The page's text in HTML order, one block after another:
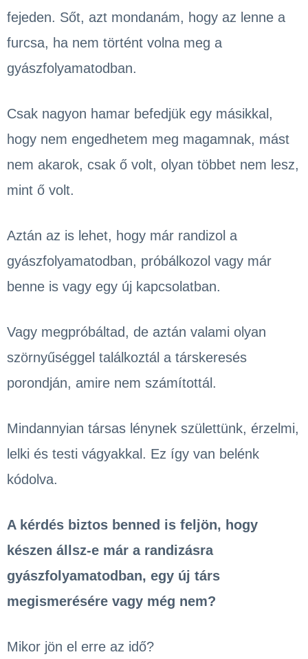
fejeden. Sőt, azt mondanám, hogy az lenne a
furcsa, ha nem történt volna meg a
gyászfolyamatodban.
Csak nagyon hamar befedjük egy másikkal,
hogy nem engedhetem meg magamnak, mást
nem akarok, csak ő volt, olyan többet nem lesz,
mint ő volt.
Aztán az is lehet, hogy már randizol a
gyászfolyamatodban, próbálkozol vagy már
benne is vagy egy új kapcsolatban.
Vagy megpróbáltad, de aztán valami olyan
szörnyűséggel találkoztál a társkeresés
porondján, amire nem számítottál.
Mindannyian társas lénynek születtünk, érzelmi,
lelki és testi vágyakkal. Ez így van belénk
kódolva.
A kérdés biztos benned is feljön, hogy
készen állsz-e már a randizásra
gyászfolyamatodban, egy új társ
megismerésére vagy még nem?
Mikor jön el erre az idő?